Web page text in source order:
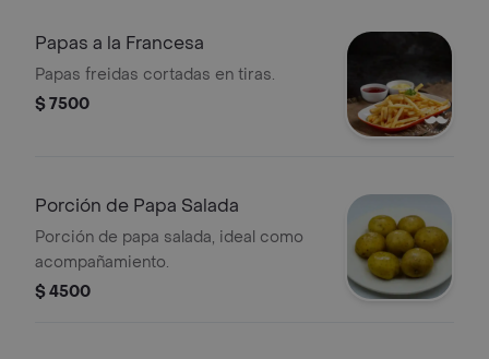
Papas a la Francesa
Papas freidas cortadas en tiras.
$ 7500
Porción de Papa Salada
Porción de papa salada, ideal como
acompañamiento.
$ 4500